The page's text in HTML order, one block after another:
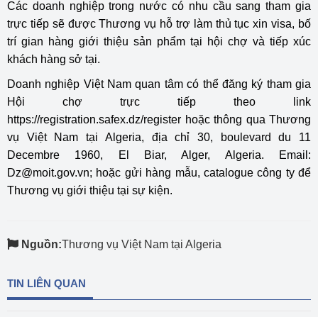
Các doanh nghiệp trong nước có nhu cầu sang tham gia
trực tiếp sẽ được Thương vụ hỗ trợ làm thủ tục xin visa, bố
trí gian hàng giới thiệu sản phẩm tại hội chợ và tiếp xúc
khách hàng sở tại.
Doanh nghiệp Việt Nam quan tâm có thể đăng ký tham gia
Hội chợ trực tiếp theo link
https://registration.safex.dz/register hoặc thông qua Thương
vụ Việt Nam tại Algeria, địa chỉ 30, boulevard du 11
Decembre 1960, El Biar, Alger, Algeria. Email:
Dz@moit.gov.vn; hoặc gửi hàng mẫu, catalogue công ty để
Thương vụ giới thiệu tại sự kiện.
Nguồn:Thương vụ Việt Nam tại Algeria
TIN LIÊN QUAN